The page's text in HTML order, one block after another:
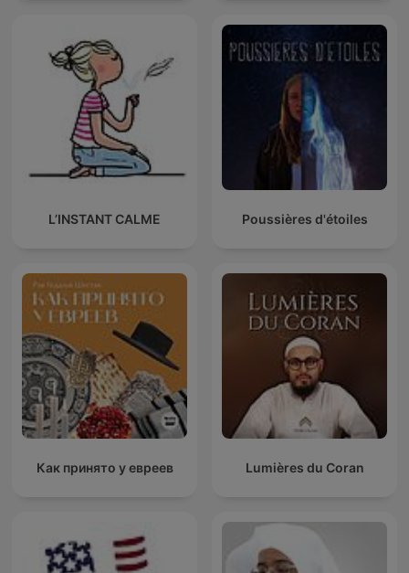
L’INSTANT CALME Poussières d'étoiles
Как принято у евреев Lumières du Coran